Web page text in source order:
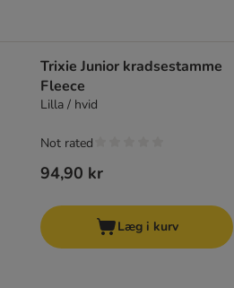
Trixie Junior kradsestamme
Fleece
Lilla / hvid
94,90 kr
Not rated
Læg i kurv